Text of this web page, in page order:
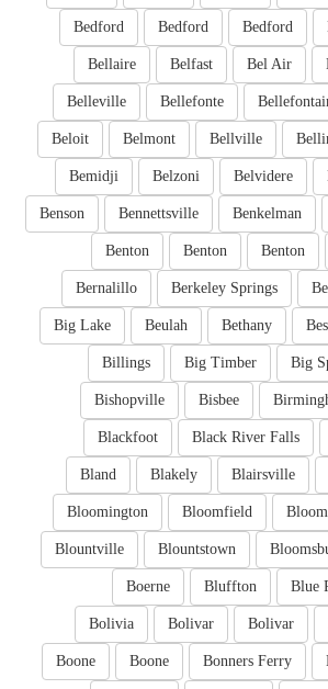
Bedford
Bedford
Bedford
Bel Air
Belfast
Bellaire
Bellefonte
Belleville
Bellville
Belmont
Beloit
Belvidere
Belzoni
Bemidji
Benkelman
Bennettsville
Benson
Benton
Benton
Benton
Berkeley Springs
Bernalillo
Bethany
Beulah
Big Lake
Big
Big Timber
Billings
Bisbee
Bishopville
Black River Falls
Blackfoot
Blairsville
Blakely
Bland
Bloomfield
Bloomington
Blountstown
Blountville
Blue
Bluffton
Boerne
Bolivar
Bolivar
Bolivia
Bonners Ferry
Boone
Boone